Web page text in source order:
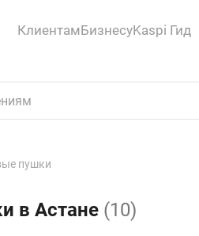
КлиентамБизнесуKaspi Гид
пушки
в Астане (10)